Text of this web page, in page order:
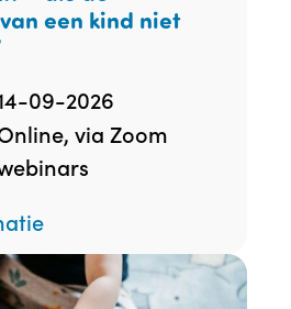
een kind niet
09-2026
via Zoom